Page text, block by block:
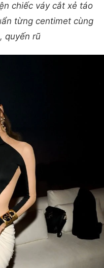
chiếc váy cắt xẻ táo
từng centimet cùng
quyến rũ